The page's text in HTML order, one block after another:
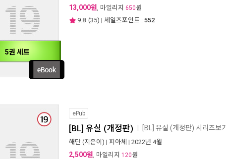
5권 세트
13,000원, 마일리지 650원
9.8 (35) | 세일즈포인트 : 552
ePub
[BL] 유실 (개정판) [BL] 유실 (개정판) 시리즈보기
해단 (지은이) | 피아체 | 2022년 4월
2,500원, 마일리지 120원